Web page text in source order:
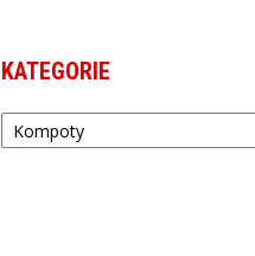
KATEGORIE
Kategorie